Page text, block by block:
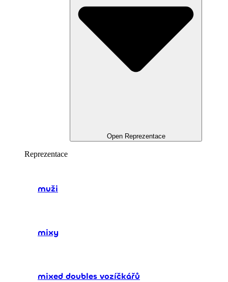
Open Reprezentace
Reprezentace
muži
mixy
mixed doubles vozíčkářů